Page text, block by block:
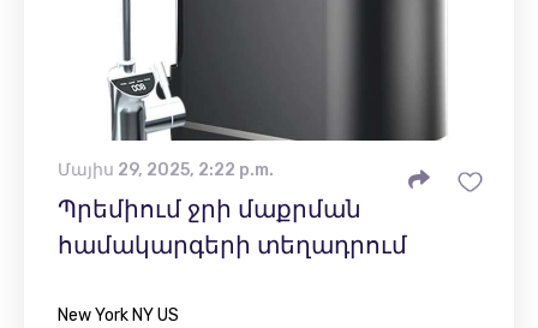
Մայիս 29, 2025, 2:22 p.m.
Պրեմիում ջրի մաքրման
համակարգերի տեղադրում
New York NY US